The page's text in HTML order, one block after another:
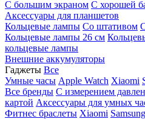
С большим экраном С хорошей
Аксессуары для планшетов
Кольцевые лампы Со штативом
Кольцевые лампы 26 см
кольцевые лампы
Внешние аккумуляторы
Гаджеты Все
Умные часы Apple Watch Xiaomi
Все бренды C измерением
картой Аксессуары для умных
Фитнес браслеты Xiaomi Samsung